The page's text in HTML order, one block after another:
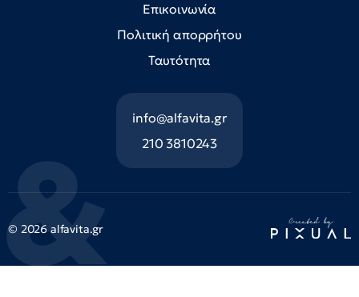
Επικοινωνία
Πολιτική απορρήτου
Ταυτότητα
info@alfavita.gr
210 3810243
© 2026 alfavita.gr